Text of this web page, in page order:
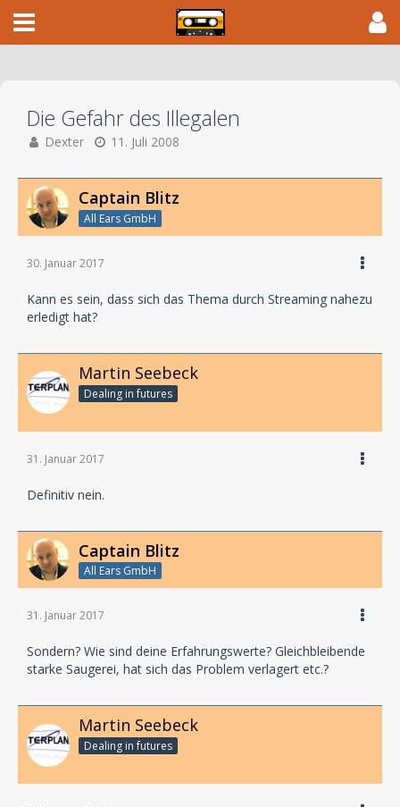
Die Gefahr des Illegalen
Dexter 11. Juli 2008
Captain Blitz
All Ears GmbH
30. Januar 2017
Kann es sein, dass sich das Thema durch Streaming nahezu
erledigt hat?
Martin Seebeck
Dealing in futures
31. Januar 2017
Definitiv nein.
Captain Blitz
All Ears GmbH
31. Januar 2017
Sondern? Wie sind deine Erfahrungswerte? Gleichbleibende
starke Saugerei, hat sich das Problem verlagert etc.?
Martin Seebeck
Dealing in futures